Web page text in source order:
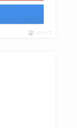
ポチップ